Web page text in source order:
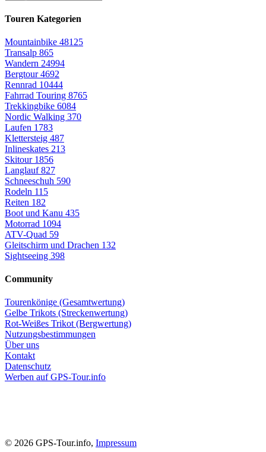
Touren Kategorien
Mountainbike 48125
Transalp 865
Wandern 24994
Bergtour4692
Rennrad 10444
Fahrrad Touring 8765
Trekkingbike 6084
Nordic Walking 370
Laufen 1783
Klettersteig 487
Inlineskates 213
Skitour 1856
Langlauf827
Schneeschuh 590
Rodeln 115
Reiten 182
Boot und Kanu 435
Motorrad 1094
ATV-Quad 59
Gleitschirm und Drachen 132
Sightseeing 398
Community
Tourenkönige (Gesamtwertung)
Gelbe Trikots (Streckenwertung)
Rot-Weißes Trikot (Bergwertung)
Nutzungsbestimmungen
Über uns
Kontakt
Datenschutz
Werben auf GPS-Tour.info
© 2026 GPS-Tour.info, Impressum